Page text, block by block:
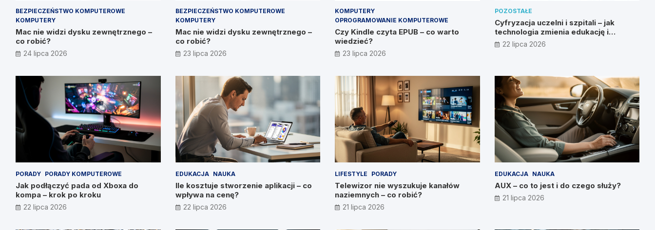
BEZPIECZEŃSTWO KOMPUTEROWE
KOMPUTERY
Mac nie widzi dysku zewnętrznego –
co robić?
24 lipca 2026
BEZPIECZEŃSTWO KOMPUTEROWE
KOMPUTERY
Mac nie widzi dysku zewnętrznego –
co robić?
23 lipca 2026
KOMPUTERY
OPROGRAMOWANIE KOMPUTEROWE
Czy Kindle czyta EPUB – co warto
wiedzieć?
23 lipca 2026
POZOSTAŁE
Cyfryzacja uczelni i szpitali – jak
technologia zmienia edukację i
zdrowie?
22 lipca 2026
PORADY PORADY KOMPUTEROWE
Jak podłączyć pada od Xboxa do
kompa – krok po kroku
22 lipca 2026
EDUKACJA NAUKA
Ile kosztuje stworzenie aplikacji – co
wpływa na cenę?
22 lipca 2026
LIFESTYLE PORADY
Telewizor nie wyszukuje kanałów
naziemnych – co robić?
21 lipca 2026
EDUKACJA NAUKA
AUX – co to jest i do czego służy?
21 lipca 2026